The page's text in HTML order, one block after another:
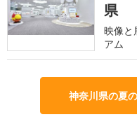
県
映像と
アム
神奈川県の夏